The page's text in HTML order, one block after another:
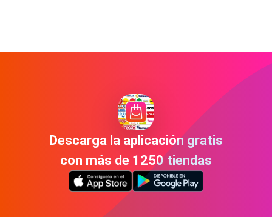
Descarga la aplicación gratis
con más de 1250 tiendas